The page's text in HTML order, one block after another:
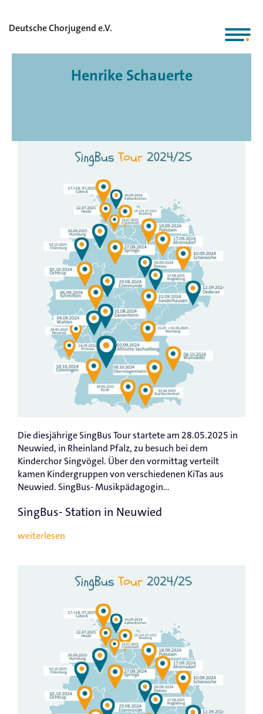
Deutsche Chorjugend e.V.
Henrike Schauerte
SingBus- Station in Neuwied
Die diesjährige SingBus Tour startete am 28.05.2025 in
Neuwied, in Rheinland Pfalz, zu besuch bei dem
Kinderchor Singvögel. Über den vormittag verteilt
kamen Kindergruppen von verschiedenen KiTas aus
Neuwied. SingBus- Musikpädagogin...
weiterlesen